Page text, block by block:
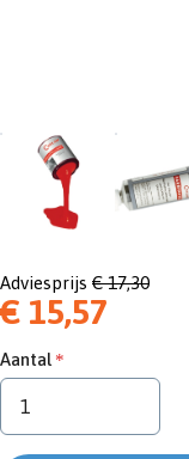
Adviesprijs € 17,30
€ 15,57
Aantal